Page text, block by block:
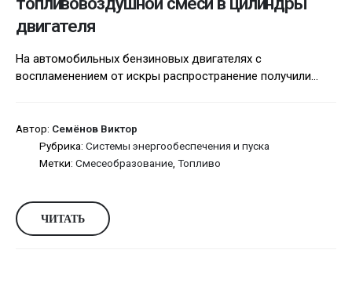
двигателя
На автомобильных бензиновых двигателях с
воспламенением от искры распространение получили...
Автор: Семёнов Виктор
Рубрика: Системы энергообеспечения и пуска
Метки: Смесеобразование Топливо
ЧИТАТЬ